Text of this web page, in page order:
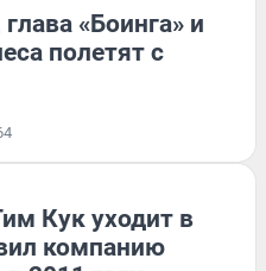
«Боинга» и
полетят с
Кук уходит в
компанию